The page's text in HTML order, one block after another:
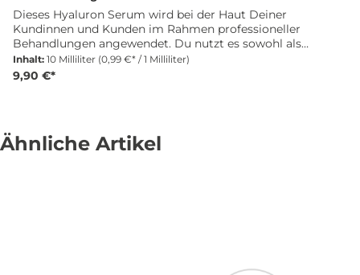
Dieses Hyaluron Serum wird bei der Haut Deiner
Kundinnen und Kunden im Rahmen professioneller
Behandlungen angewendet. Du nutzt es sowohl als
Vorbehandlung für BB Glow BB Foundation
Anwendungen als auch bei Microneedling
versorgt die Haut intensiv mit Feuchtigkeit,
Inhalt: 10 Milliliter (0,99 €* / 1 Milliliter)
9,90 €*
Ähnliche Artikel